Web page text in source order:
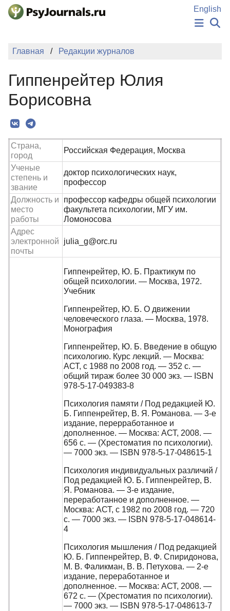
Перейти к основному содержанию
English
НОВОСТИ
ПОДАТЬ РУКОПИСЬ
КЛЮЧЕВЫЕ СЛОВА
Главная Редакции журналов
Гиппенрейтер Юлия
Борисовна
Страна,
город
Российская Федерация, Москва
Ученые
степень и
звание
доктор психологических наук,
профессор
Должность и
место
работы
профессор кафедры общей психологии
факультета психологии, МГУ им.
Ломоносова
Адрес
электронной
почты
julia_g@orc.ru
Гиппенрейтер, Ю. Б. Практикум по
общей психологии. — Москва, 1972.
Учебник
Гиппенрейтер, Ю. Б. О движении
человеческого глаза. — Москва, 1978.
Монография
Гиппенрейтер, Ю. Б. Введение в общую
психологию. Курс лекций. — Москва:
АСТ, с 1988 по 2008 год. — 352 с. —
общий тираж более 30 000 экз. — ISBN
978-5-17-049383-8
Психология памяти / Под редакцией Ю.
Б. Гиппенрейтер, В. Я. Романова. — 3-е
издание, перерработанное и
дополненное. — Москва: АСТ, 2008. —
656 с. — (Хрестоматия по психологии).
— 7000 экз. — ISBN 978-5-17-048615-1
Психология индивидуальных различий /
Под редакцией Ю. Б. Гиппенрейтер, В.
Я. Романова. — 3-е издание,
переработанное и дополненное. —
Москва: АСТ, с 1982 по 2008 год. — 720
с. — 7000 экз. — ISBN 978-5-17-048614-
4
Психология мышления / Под редакцией
Ю. Б. Гиппенрейтер, В. Ф. Спиридонова,
М. В. Фаликман, В. В. Петухова. — 2-е
издание, переработанное и
дополненное. — Москва: АСТ, 2008. —
672 с. — (Хрестоматия по психологии).
— 7000 экз. — ISBN 978-5-17-048613-7